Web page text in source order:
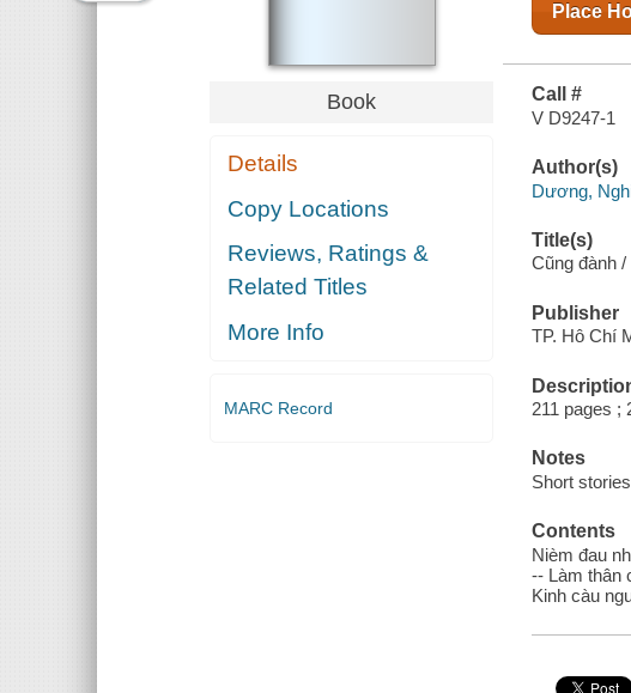
Book
Details
Copy Locations
Reviews, Ratings &
Related Titles
More Info
MARC Record
Place
Call #
V D9247-1
Author(s)
Dương,
Title(s)
Cũng đành
Publisher
TP. Hô Chí
211 pages ;
Notes
Short
Contents
Nièm đau
-- Làm thân
Kinh càu